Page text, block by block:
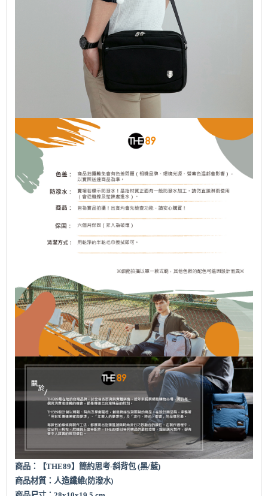
商品： 【THE89】簡約思考-斜背包 (黑/藍)
商品材質：人造纖維(防潑水)